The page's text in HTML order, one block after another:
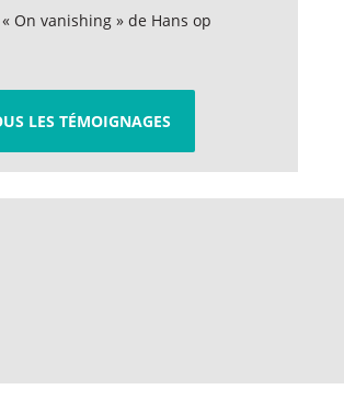
On vanishing » de Hans op
LES TÉMOIGNAGES